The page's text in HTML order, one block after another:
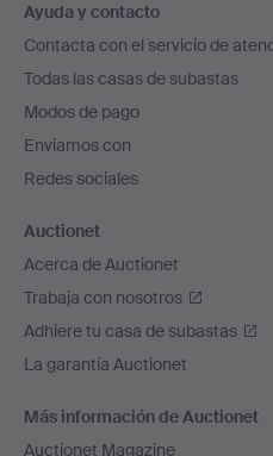
en
el
pie
de
página
Ayuda y contacto
Contacta con el servicio de
Todas las casas de subastas
Modos de pago
Enviamos con
Redes sociales
Auctionet
Acerca de Auctionet
Trabaja con nosotros
Adhiere tu casa de subastas
La garantía Auctionet
Más información de Auctionet
Auctionet Magazine